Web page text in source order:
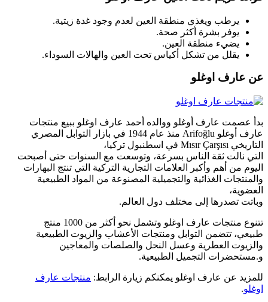
يرطب ويغذي منطقة العين لعدم وجود غدة زيتية.
يوفر بشرة أكثر صحة.
يضيء منطقة العين.
يقلل من تشكل أكياس تحت العين والهالات السوداء.
عن عارف اوغلو
بدأ عصمت عارف أوغلو ووالده أحمد عارف اوغلو ببيع منتجات
عارف أوغلو Arifoğlu منذ عام 1944 في بازار التوابل المصري
التاريخي Mısır Çarşısı في اسطنبول تركيا،
التي نالت ثقة الناس بسرعة، وتوسعت مع السنوات حتى أصبحت
اليوم من أهم وأكبر العلامات التجارية التركية التي تنتج البهارات
والمنتجات الغذائية والتجميلية المصنوعة من المواد الطبيعية
العضوية،
وباتت تصدرها إلى مختلف دول العالم.
تتنوع منتجات عارف اوغلو وتشمل نحو أكثر من 1000 منتج
طبيعي، تتضمن التوابل ومنتجات الأعشاب والزيوت الطبيعية
والزيوت العطرية وعسل النحل والصلصات والمعاجين
و.مستحضرات التجميل الطبيعية.
للمزيد عن عارف اوغلو يمكنكم زيارة الرابط: منتجات عارف
اوغلو.